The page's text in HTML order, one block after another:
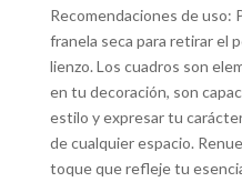
Recomendaciones de uso:
franela seca para retirar el
lienzo. Los cuadros son
en tu decoración, son
estilo y expresar tu
de cualquier espacio.
toque que refleje tu